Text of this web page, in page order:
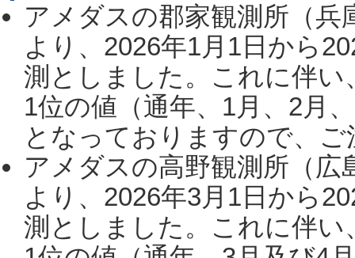
アメダスの郡家観測所（
より、2026年1月1日から
測としました。これに伴い
1位の値（通年、1月、2月
となっておりますので、
アメダスの高野観測所（
より、2026年3月1日から
測としました。これに伴い